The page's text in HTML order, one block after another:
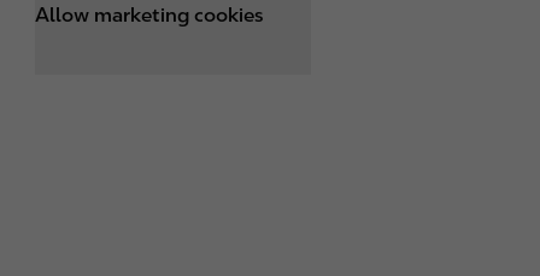
Allow marketing cookies